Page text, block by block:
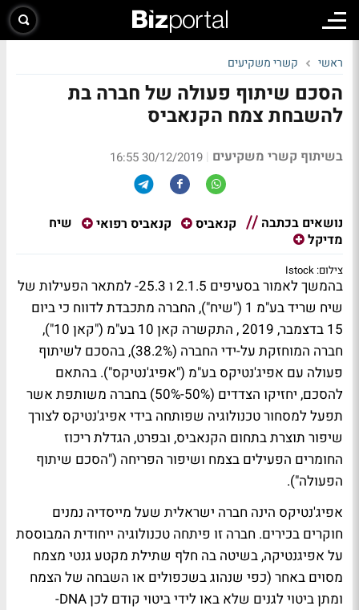
ראשי קשרי משקיעים
הסכם שיתוף פעולה של חברה בת
להשבחת צמח הקנאביס
בשיתוף קשרי משקיעים |
30/12/2019 16:55
נושאים בכתבה קנאביס קנאביס רפואי
שיח
מדיקל
צילום: Istock
בהמשך לאמור בסעיפים 2.1.5 ו 25.3- למתאר הפעילות של
שיח שריד בע"מ 1 ("שיח"), החברה מתכבדת לדווח כי ביום
15 בדצמבר, 2019 , התקשרה קאן 10 בע"מ ("קאן 10"),
חברה המוחזקת על-ידי החברה (38.2%), בהסכם לשיתוף
פעולה עם אפיג'נטיקס בע"מ ("אפיג'נטיקס"). בהתאם
להסכם, יחזיקו הצדדים (50%-50%) בחברה משותפת אשר
תפעל למסחור טכנולוגיה שפותחה בידי אפיג'נטיקס לצורך
שיפור תוצרת בתחום הקנאביס, ובפרט, הגדלת ריכוז
החומרים הפעילים בצמח ושיפור הפריחה ("הסכם שיתוף
הפעולה").
אפיג'נטיקס הינה חברה ישראלית שעל מייסדיה נמנים
חוקרים בכירים. חברה זו פיתחה טכנולוגיה ייחודית המבוססת
על אפיגנטיקה, בשיטה בה חלף שתילת מקטע גנטי מצמח
מסוים באחר (כפי שנהוג בשכפולים או השבחה של הצמח
ומתן ביטוי לגנים שלא באו לידי ביטוי קודם לכן DNA-